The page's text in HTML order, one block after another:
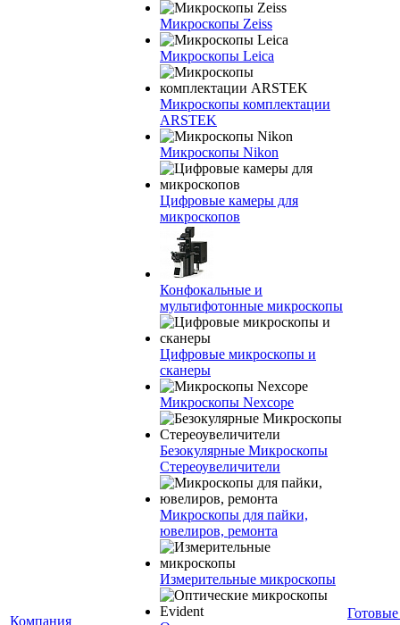
Компания
Микроскопы Zeiss
Микроскопы Leica
Микроскопы комплектации
ARSTEK
Микроскопы Nikon
Цифровые камеры для
микроскопов
Конфокальные и
мультифотонные микроскопы
Цифровые микроскопы и
сканеры
Микроскопы Nexcope
Безокулярные Микроскопы
Стереоувеличители
Микроскопы для пайки,
ювелиров, ремонта
Измерительные микроскопы